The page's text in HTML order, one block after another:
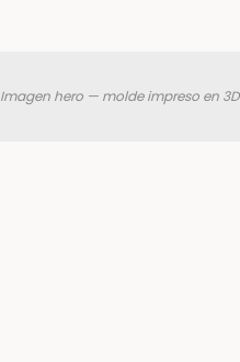
Imagen hero — molde impreso en 3D